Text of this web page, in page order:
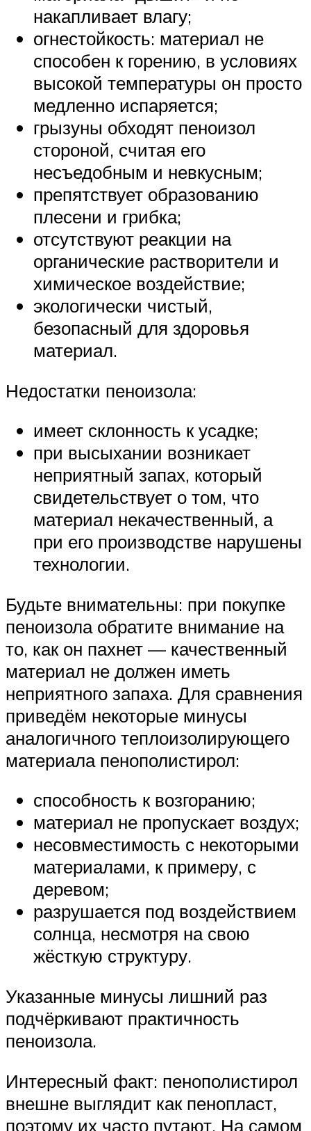
накапливает влагу;
огнестойкость: материал не
способен к горению, в условиях
высокой температуры он просто
медленно испаряется;
грызуны обходят пеноизол
стороной, считая его
несъедобным и невкусным;
препятствует образованию
плесени и грибка;
отсутствуют реакции на
органические растворители и
химическое воздействие;
экологически чистый,
безопасный для здоровья
материал.
Недостатки пеноизола:
имеет склонность к усадке;
при высыхании возникает
неприятный запах, который
свидетельствует о том, что
материал некачественный, а
при его производстве нарушены
технологии.
Будьте внимательны: при покупке
пеноизола обратите внимание на
то, как он пахнет — качественный
материал не должен иметь
неприятного запаха. Для сравнения
приведём некоторые минусы
аналогичного теплоизолирующего
материала пенополистирол:
способность к возгоранию;
материал не пропускает воздух;
несовместимость с некоторыми
материалами, к примеру, с
деревом;
разрушается под воздействием
солнца, несмотря на свою
жёсткую структуру.
Указанные минусы лишний раз
подчёркивают практичность
пеноизола.
Интересный факт: пенополистирол
внешне выглядит как пенопласт,
поэтому их часто путают. На самом